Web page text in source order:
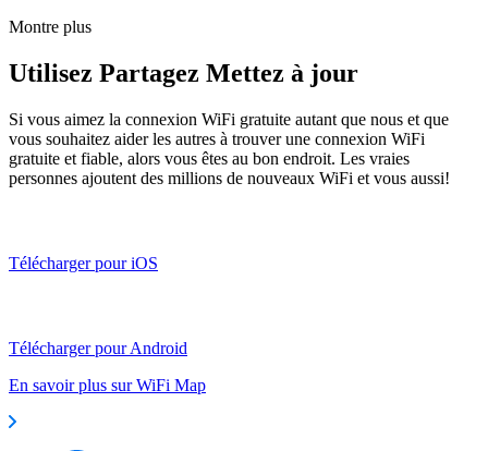
Montre plus
Utilisez Partagez Mettez à jour
Si vous aimez la connexion WiFi gratuite autant que nous et que
vous souhaitez aider les autres à trouver une connexion WiFi
gratuite et fiable, alors vous êtes au bon endroit. Les vraies
personnes ajoutent des millions de nouveaux WiFi et vous aussi!
Télécharger pour iOS
Télécharger pour Android
En savoir plus sur WiFi Map